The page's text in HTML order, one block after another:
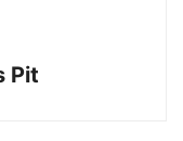
Pit